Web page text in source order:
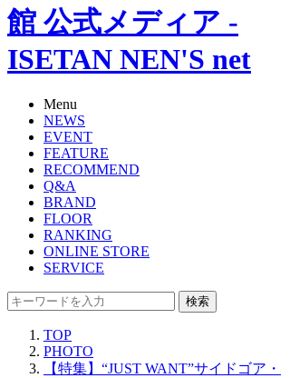
館 公式メディア -
ISETAN NEN'S net
Menu
NEWS
EVENT
FEATURE
RECOMMEND
Q&A
BRAND
FLOOR
RANKING
ONLINE STORE
SERVICE
検索
TOP
PHOTO
【特集】“JUST WANT”サイドゴア・